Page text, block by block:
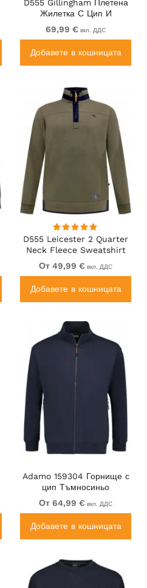
D555 Gillingham Плетена
Жилетка С Цип И
Подплата Тъмносиня
69,99 € вкл. ДДС
Добавете в кошницата
D555 Leicester 2 Quarter
Neck Fleece Sweatshirt
Khaki
От 49,99 € вкл. ДДС
Добавете в кошницата
Adamo 159304 Горнище с
цип Тъмносиньо
От 64,99 € вкл. ДДС
Добавете в кошницата